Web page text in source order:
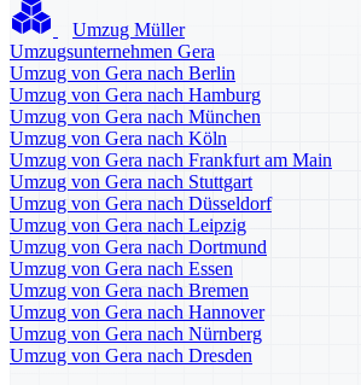
Umzug Müller
Umzugsunternehmen Gera
Umzug von Gera nach Berlin
Umzug von Gera nach Hamburg
Umzug von Gera nach München
Umzug von Gera nach Köln
Umzug von Gera nach Frankfurt am Main
Umzug von Gera nach Stuttgart
Umzug von Gera nach Düsseldorf
Umzug von Gera nach Leipzig
Umzug von Gera nach Dortmund
Umzug von Gera nach Essen
Umzug von Gera nach Bremen
Umzug von Gera nach Hannover
Umzug von Gera nach Nürnberg
Umzug von Gera nach Dresden